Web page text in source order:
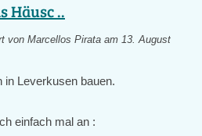
Häusc ..
von Marcellos Pirata am 13. August
Leverkusen bauen.
einfach mal an :